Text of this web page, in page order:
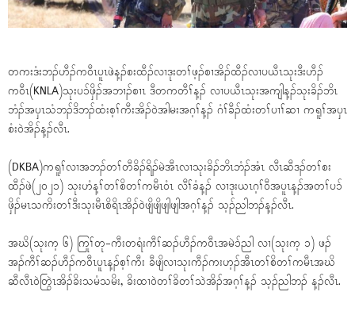
တကးဒံးဘၣ်ဟီၣ်က၀ီၤပူၤဖဲန့ၣ်စးထီၣ်လၢဒုးတၢ်ဖ့ၣ်စၢအိၣ်ထီၣ်လၢပယီၤသုးဒီးဟီၣ်
က၀ီၤ(KNLA)သုးပၥ်ဖှိၣ်အဘၢၣ်စၢၤ ဒီတကတီၢ်န့ၣ် လၢပယီၤသုးအကျါန့ၣ်သုးခိၣ်ဘိၤ
ဘံၣ်အပှၤသံဘၣ်ဒိဘၣ်ထံးစ့ၢ်ကီးအိၣ်ဝဲအါမးအဂ့ၢ်န့ၣ် ဂံၢ်ခီၣ်ထံးတၢ်ပၢၢ်ဆၢ ကရူၢ်အပှၤ
စံးဝဲအိၣ်န့ၣ်လီၤ.
(DKBA)ကရူၢ်လၢအဘၣ်တၢ်တီခိၣ်ရိၣ်မဲအီၤလၢသုးခိၣ်ဘိၤဘံၣ်အံၤ လီၤဆီဒၣ်တၢ်စး
ထီၣ်ဖဲ(၂၀၂၁) သုးဟံန့ၢ်တၢ်စိတၢ်ကမီၤ၀ံၤ လီၢ်ခံန့ၣ် လၢဒုးယၤဂ့ၢ်၀ီအပူၤန့ၣ်အတၢ်ပၥ်
ဖှိၣ်မၤသကိးတၢ်ဒီးသုးမီၤစိရိၤအိၣ်ဝဲဖျိဖျိဖျါဖျါအဂ့ၢ်န့ၣ် သ့ၣ်ညါဘၣ်န့ၣ်လီၤ.
အဃိ(သုးက့ ၆) ကြုၢ်တု-ကီးတရံးကီၢ်ဆၣ်ဟီၣ်က၀ီၤအမဲၥ်ညါ လၢ(သုးက့ ၁) ဖၣ်
အၣ်ကီၢ်ဆၣ်ဟီၣ်ကဝီၤပူၤန့ၣ်စ့ၢ်ကီး ခီဖျိလၢသုးကီၣ်ကးဟ့ၣ်အီၤတၢ်စိတၢ်ကမီၤအဃိ
ဆီလီၤဝဲတြဲၤအိၣ်ခိးသမံသမိး, ခိးထၢဝဲတၢ်ခိတၢ်သွဲအိၣ်အဂ့ၢ်န့ၣ် သ့ၣ်ညါဘၣ် န့ၣ်လီၤ.